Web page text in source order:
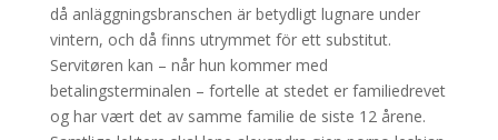
då anläggningsbranschen är betydligt lugnare under
vintern, och då finns utrymmet för ett substitut.
Servitøren kan – når hun kommer med
betalingsterminalen – fortelle at stedet er familiedrevet
og har vært det av samme familie de siste 12 årene.